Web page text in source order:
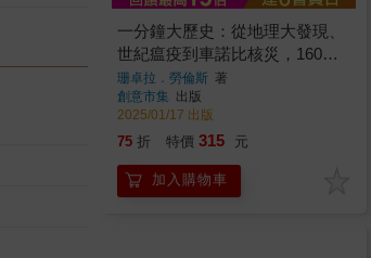
一分鐘大歷史：從地理大發現、
世紀瘟疫到車諾比核災，160個
改變世界的關鍵事件完全圖解
【二版】
珊卓拉．勞倫斯 著
創意市集 出版
2025/01/17 出版
75 折 特價 315 元
加入購物車